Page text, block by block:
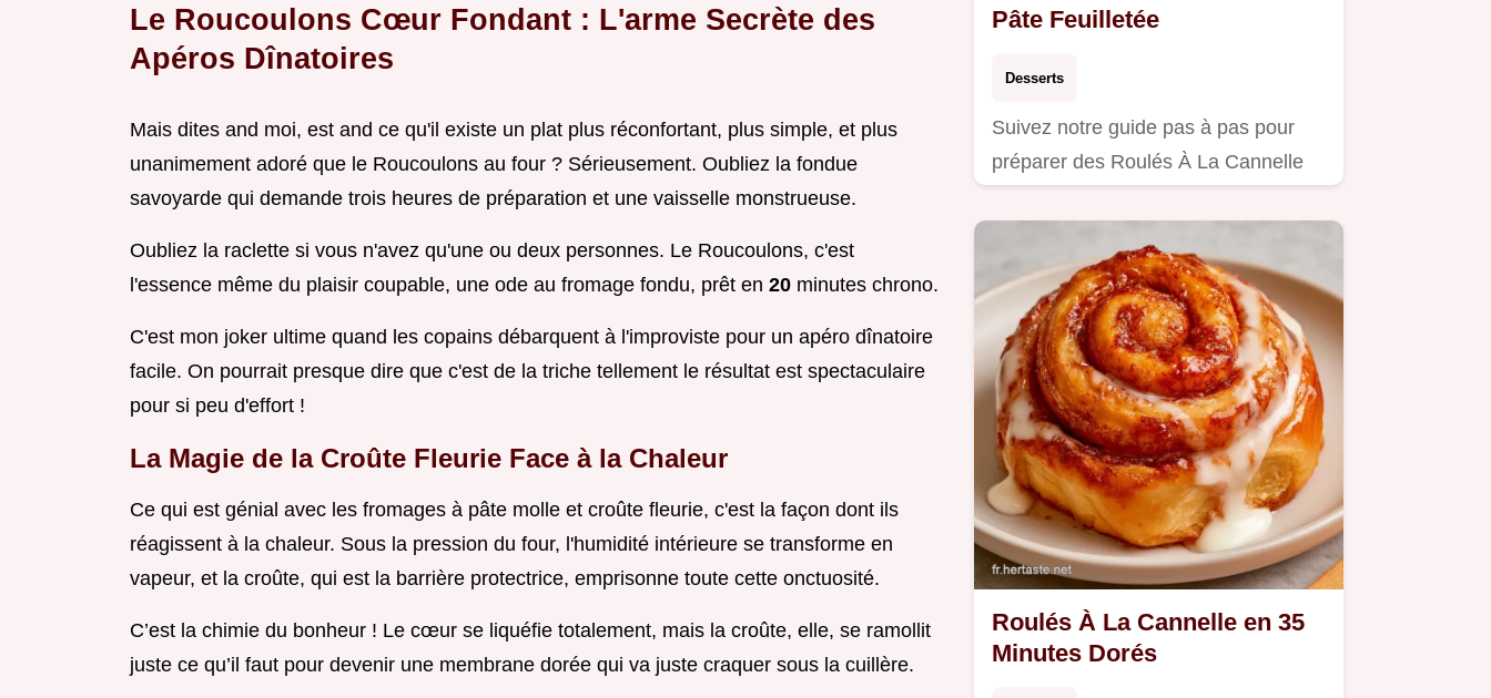
Le Roucoulons Cœur Fondant : L'arme Secrète des
Apéros Dînatoires
Mais dites and moi, est and ce qu'il existe un plat plus réconfortant, plus simple, et plus
unanimement adoré que le Roucoulons au four ? Sérieusement. Oubliez la fondue
savoyarde qui demande trois heures de préparation et une vaisselle monstrueuse.
Oubliez la raclette si vous n'avez qu'une ou deux personnes. Le Roucoulons, c'est
l'essence même du plaisir coupable, une ode au fromage fondu, prêt en 20 minutes chrono.
C'est mon joker ultime quand les copains débarquent à l'improviste pour un apéro dînatoire
facile. On pourrait presque dire que c'est de la triche tellement le résultat est spectaculaire
pour si peu d'effort !
La Magie de la Croûte Fleurie Face à la Chaleur
Ce qui est génial avec les fromages à pâte molle et croûte fleurie, c'est la façon dont ils
réagissent à la chaleur. Sous la pression du four, l'humidité intérieure se transforme en
vapeur, et la croûte, qui est la barrière protectrice, emprisonne toute cette onctuosité.
C’est la chimie du bonheur ! Le cœur se liquéfie totalement, mais la croûte, elle, se ramollit
juste ce qu’il faut pour devenir une membrane dorée qui va juste craquer sous la cuillère.
Pâte Feuilletée
Desserts
Suivez notre guide pas à pas pour
préparer des Roulés À La Cannelle
Roulés À La Cannelle en 35
Minutes Dorés